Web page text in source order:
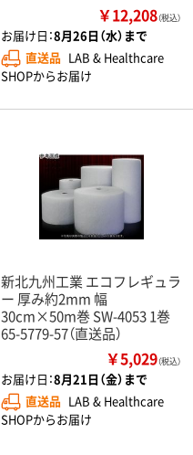
￥12,208（税込）
お届け日：8月26日（水）まで
直送品 LAB & Healthcare
SHOPからお届け
新北九州工業 エコフレギュラ
ー 厚み約2mm 幅
30cm×50m巻 SW-4053 1巻
65-5779-57（直送品）
￥5,029（税込）
お届け日：8月21日（金）まで
直送品 LAB & Healthcare
SHOPからお届け